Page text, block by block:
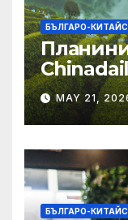
БЪЛГАРО-
MAY 21,
БЪЛГАРО-